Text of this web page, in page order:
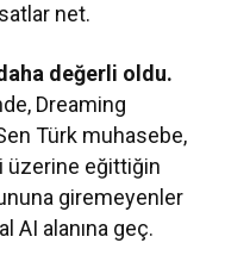
net.
değerli oldu.
Dreaming
Türk muhasebe,
üzerine eğittiğin
giremeyenler
AI alanına geç.